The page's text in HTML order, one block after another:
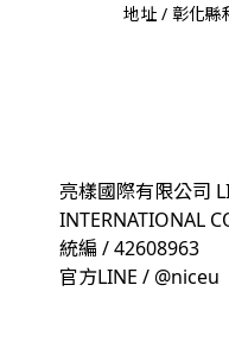
地址 / 彰化縣
亮樣國際有限公司
INTERNATIONAL
統編 / 42608963
官方LINE / @niceu